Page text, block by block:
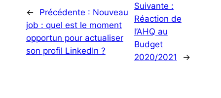
← Précédente : Nouveau
job : quel est le moment
opportun pour actualiser
son profil LinkedIn ?
Suivante :
Réaction de
l’AHQ au
Budget
2020/2021
→